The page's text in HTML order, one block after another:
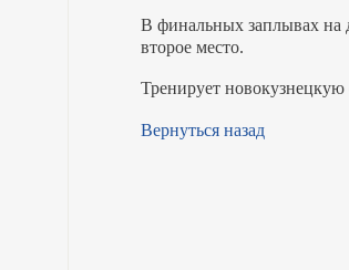
В финальных заплывах на
второе место.
Тренирует
Вернуться назад